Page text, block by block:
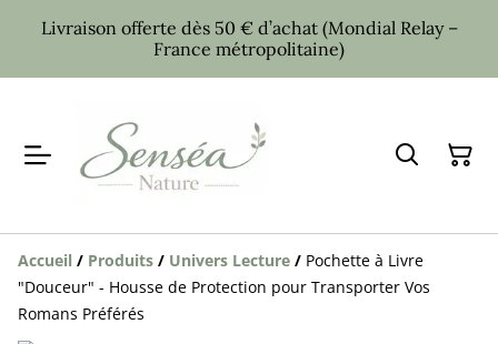
Livraison offerte dès 50 € d’achat (Mondial Relay –
France métropolitaine)
Accueil / Produits / Univers Lecture / Pochette à Livre
"Douceur" - Housse de Protection pour Transporter Vos
Romans Préférés